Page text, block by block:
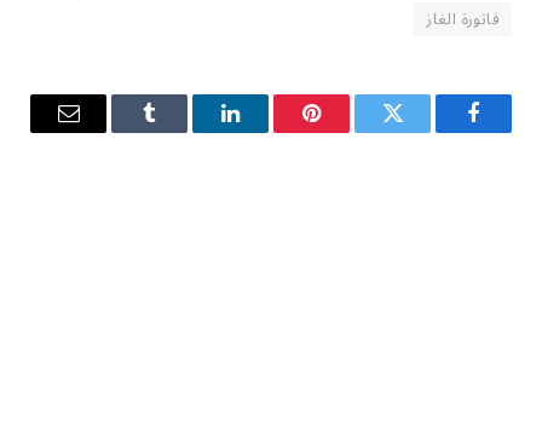
فاتورة الغاز
فيسبوك تويتر بينتيريستلينكدإن Tumblr
البريد